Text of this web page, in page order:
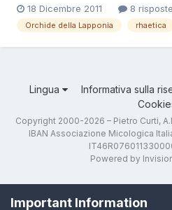
Soò Orchis angustifolia var.
Laest. ex Hartm. Tassonomia
18 Dicembre 2011 8 risposte
Orchide della Lapponia rhaetica
Lingua Informativa sulla
Copyright 2000-2026 – Pietro Curti,
IBAN Associazione Micologica
Powered by
Important Information